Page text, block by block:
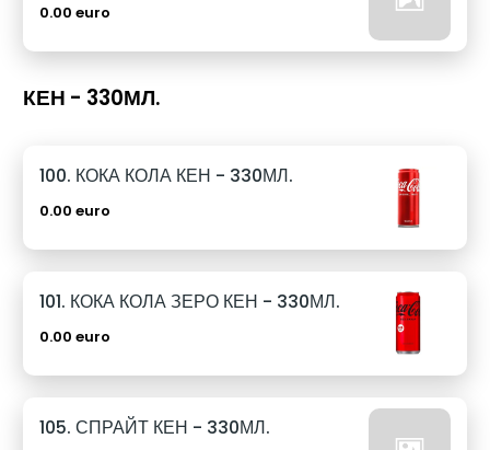
0.00 euro
КЕН - 330МЛ.
100. КОКА КОЛА КЕН - 330МЛ.
0.00 euro
101. КОКА КОЛА ЗЕРО КЕН - 330МЛ.
0.00 euro
105. СПРАЙТ КЕН - 330МЛ.